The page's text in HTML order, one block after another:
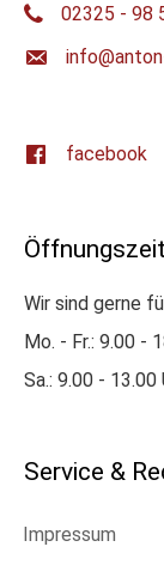
02325 - 98
ed.farg-
facebook
Wir sind gerne
Mo. - Fr.: 9.00 -
Sa.: 9.00 - 13.00
Service &
Impressum